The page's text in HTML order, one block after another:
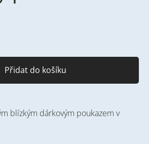
Přidat do košíku
blízkým dárkovým poukazem v